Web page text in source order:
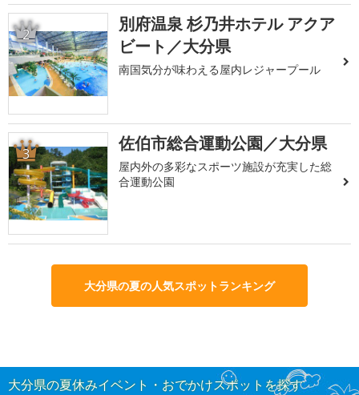
2
別府温泉 杉乃井ホテル アクア
ビート／大分県
南国気分が味わえる屋内レジャープール
3 佐伯市総合運動公園／大分県
屋内外の多彩なスポーツ施設が充実した総
合運動公園
大分県の夏の人気スポットランキング
大分県の夏休みイベント・おでかけスポットを探す